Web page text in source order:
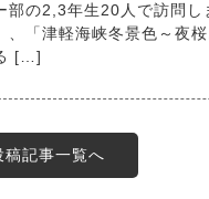
部の2,3年生20人で訪問
、「津軽海峡冬景色～夜
[…]
稿記事一覧へ